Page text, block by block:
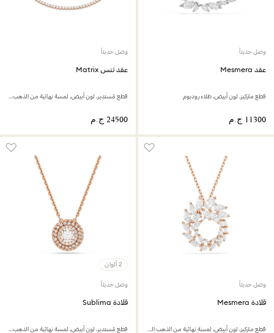
وصل حديثاً
عقد Mesmera
قطع ماركيز، لون أبيض، طلاء روديوم
وصل حديثاً
عقد تنس Matrix
قطع مُستدير، لون أبيض، لمسة نهائية من الذهب الوردي عيار 18 قيراط
وصل حديثاً
قلادة Mesmera
قطع ماركيز، لون أبيض، لمسة نهائية من الذهب الوردي عيار 18 قيراط
2 ألوان
وصل حديثاً
قلادة Sublima
قطع مُستدير، لون أبيض، لمسة نهائية من الذهب الوردي عيار 18 قيراط